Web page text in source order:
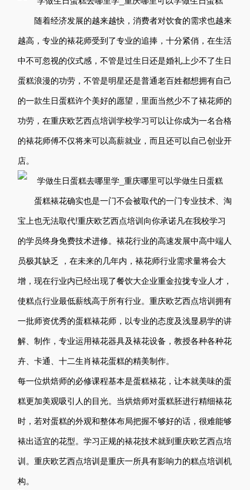
随着经济发展的越来越快，消费者对饮食的需求也越来
越高，专业的裱花师受到了专业的追捧，十分紧俏，在生活
中不可忽视的仪式感，不管是过生日还是婚礼上少不了生日
蛋糕浪漫的功劳，不管是明星还是普通老百姓都想拥有自己
的一款生日蛋糕许个美好的愿望，里面当然少不了裱花师的
功劳，在重庆欧艺西点培训学校学习可以让你成为一名合格
的裱花师傅不仅将来可以高薪就业，而且还可以自己创业开
店。
蛋糕裱花确实也是一门不会被取代的一门专业技术、淘
宝上也无法取代!重庆欧艺西点培训向你承诺凡在我校学习
的学员终身免费技术进修。裱花行业的高速发展中高中端人
员极其缺乏 ，在未来的几年内，裱花师行业需求量将会大
增，现在行业内已经出现了餐饮大企业重金拉拢专业人才，
使糕点行业最低薪线高于所有行业。重庆欧艺西点培训拥有
一批师资优秀的蛋糕裱花师，以专业的态度及浅显易学的讲
解、制作，专业运用裱花器具及裱花设备，教授各种各种花
卉、卡通、十二生肖裱花蛋糕的精美制作。
每一位烘焙师的必修课程基本是蛋糕裱花，让本就美味的蛋
糕更加美观吸引人的目光。当烘焙师对蛋糕胚进行精细裱花
时，若对蛋糕的外观和整体布局把握不够好的话，很难能够
裱出适宜的花型。学习正规的裱花技术就到重庆欧艺西点培
训。重庆欧艺西点培训是重庆一所具有影响力的糕点培训机
构。